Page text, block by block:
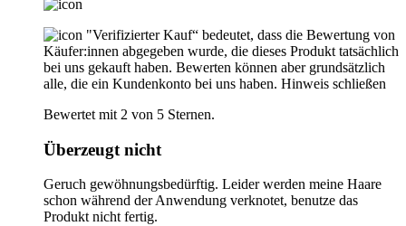
"Verifizierter Kauf“ bedeutet, dass die Bewertung von
Käufer:innen abgegeben wurde, die dieses Produkt tatsächlich
bei uns gekauft haben. Bewerten können aber grundsätzlich
alle, die ein Kundenkonto bei uns haben. Hinweis schließen
Bewertet mit 2 von 5 Sternen.
Überzeugt nicht
Geruch gewöhnungsbedürftig. Leider werden meine Haare
schon während der Anwendung verknotet, benutze das
Produkt nicht fertig.